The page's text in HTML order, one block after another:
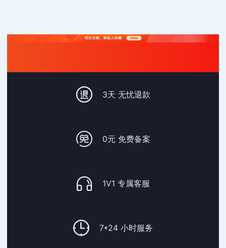
3天 无忧退款
0元 免费备案
1V1 专属客服
7*24 小时服务